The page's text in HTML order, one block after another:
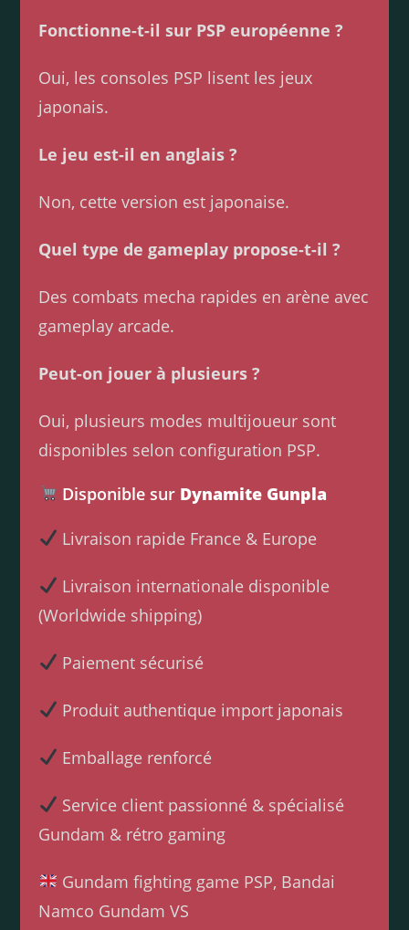
Fonctionne-t-il sur PSP européenne ?
Oui, les consoles PSP lisent les jeux
japonais.
Le jeu est-il en anglais ?
Non, cette version est japonaise.
Quel type de gameplay propose-t-il ?
Des combats mecha rapides en arène avec
gameplay arcade.
Peut-on jouer à plusieurs ?
Oui, plusieurs modes multijoueur sont
disponibles selon configuration PSP.
Disponible sur Dynamite Gunpla
Livraison rapide France & Europe
Livraison internationale disponible
(Worldwide shipping)
Paiement sécurisé
Produit authentique import japonais
Emballage renforcé
Service client passionné & spécialisé
Gundam & rétro gaming
Gundam fighting game PSP, Bandai
Namco Gundam VS